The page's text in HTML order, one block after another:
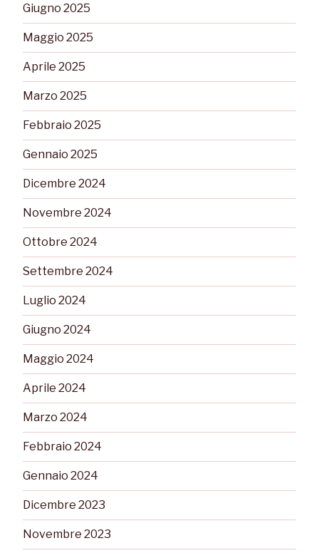
Giugno 2025
Maggio 2025
Aprile 2025
Marzo 2025
Febbraio 2025
Gennaio 2025
Dicembre 2024
Novembre 2024
Ottobre 2024
Settembre 2024
Luglio 2024
Giugno 2024
Maggio 2024
Aprile 2024
Marzo 2024
Febbraio 2024
Gennaio 2024
Dicembre 2023
Novembre 2023